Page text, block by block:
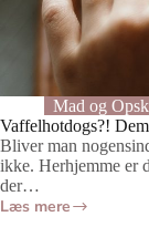
Mad og
Vaffelhotdogs?!
Bliver man
ikke. Herhjemme er
der…
Læs mere
Vaffelhotdogs?!